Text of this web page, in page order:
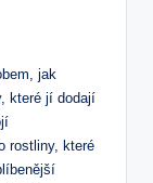
jak
které jí dodají
rostliny, které